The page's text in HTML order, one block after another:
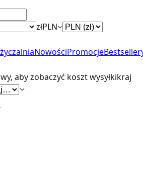
złPLN
NowościPromocje
aby zobaczyć koszt wysyłkikraj